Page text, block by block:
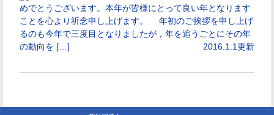
めでとうございます。本年が皆様にとって良い年となります
ことを心より祈念申し上げます。 年初のご挨拶を申し上げ
るのも今年で三度目となりましたが，年を追うごとにその年
の動向を […]
2016.1.1更新